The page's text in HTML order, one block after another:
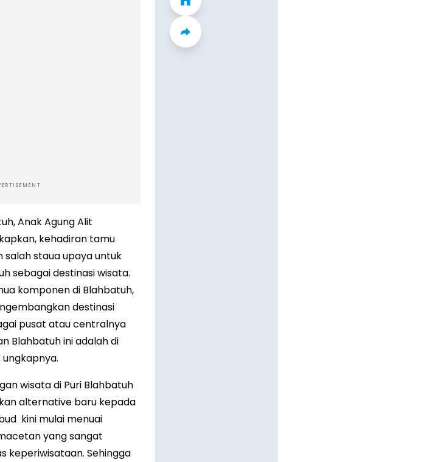
Anak Agung Alit
kehadiran tamu
salah staua upaya untuk
sebagai destinasi wisata.
komponen di Blahbatuh,
destinasi
pusat atau centralnya
Blahbatuh ini adalah di
ungkapnya.
wisata di Puri Blahbatuh
alternative baru kepada
kini mulai menuai
yang sangat
keperiwisataan. Sehingga